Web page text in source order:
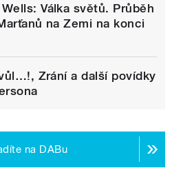
Válka světů. Průběh
na Zemi na konci
Zrání a další povídky
na DABu